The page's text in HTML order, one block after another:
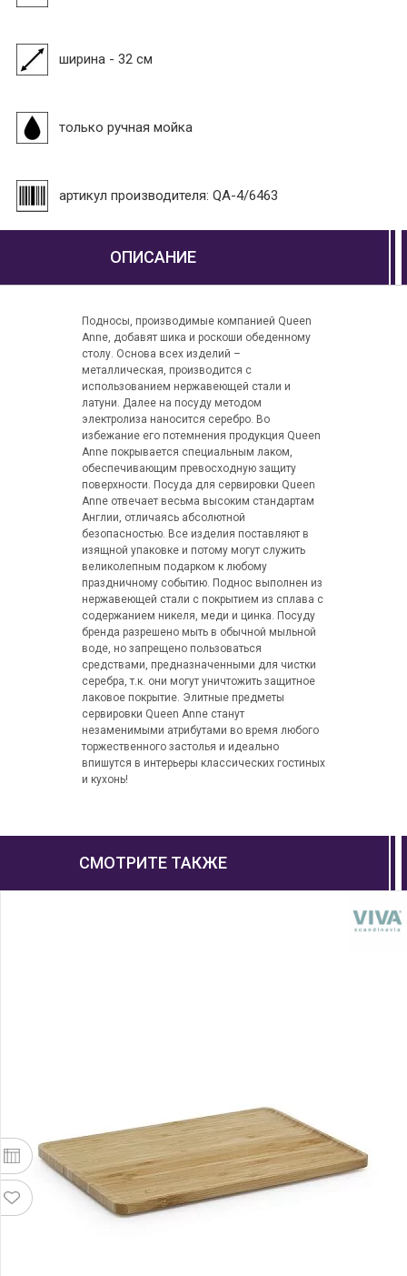
ширина - 32 см
только ручная мойка
артикул производителя: QA-4/6463
ОПИСАНИЕ
Подносы, производимые компанией Queen
Anne, добавят шика и роскоши обеденному
столу. Основа всех изделий –
металлическая, производится с
использованием нержавеющей стали и
латуни. Далее на посуду методом
электролиза наносится серебро. Во
избежание его потемнения продукция Queen
Anne покрывается специальным лаком,
обеспечивающим превосходную защиту
поверхности. Посуда для сервировки Queen
Anne отвечает весьма высоким стандартам
Англии, отличаясь абсолютной
безопасностью. Все изделия поставляют в
изящной упаковке и потому могут служить
великолепным подарком к любому
праздничному событию. Поднос выполнен из
нержавеющей стали с покрытием из сплава с
содержанием никеля, меди и цинка. Посуду
бренда разрешено мыть в обычной мыльной
воде, но запрещено пользоваться
средствами, предназначенными для чистки
серебра, т.к. они могут уничтожить защитное
лаковое покрытие. Элитные предметы
сервировки Queen Anne станут
незаменимыми атрибутами во время любого
торжественного застолья и идеально
впишутся в интерьеры классических гостиных
и кухонь!
СМОТРИТЕ ТАКЖЕ